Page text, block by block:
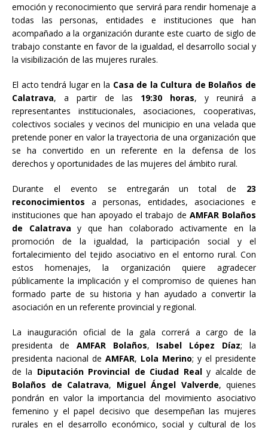
emoción y reconocimiento que servirá para rendir homenaje a
todas las personas, entidades e instituciones que han
acompañado a la organización durante este cuarto de siglo de
trabajo constante en favor de la igualdad, el desarrollo social y
la visibilización de las mujeres rurales.
El acto tendrá lugar en la Casa de la Cultura de Bolaños de
Calatrava, a partir de las 19:30 horas, y reunirá a
representantes institucionales, asociaciones, cooperativas,
colectivos sociales y vecinos del municipio en una velada que
pretende poner en valor la trayectoria de una organización que
se ha convertido en un referente en la defensa de los
derechos y oportunidades de las mujeres del ámbito rural.
Durante el evento se entregarán un total de 23
reconocimientos a personas, entidades, asociaciones e
instituciones que han apoyado el trabajo de AMFAR Bolaños
de Calatrava y que han colaborado activamente en la
promoción de la igualdad, la participación social y el
fortalecimiento del tejido asociativo en el entorno rural. Con
estos homenajes, la organización quiere agradecer
públicamente la implicación y el compromiso de quienes han
formado parte de su historia y han ayudado a convertir la
asociación en un referente provincial y regional.
La inauguración oficial de la gala correrá a cargo de la
presidenta de AMFAR Bolaños, Isabel López Díaz; la
presidenta nacional de AMFAR, Lola Merino; y el presidente
de la Diputación Provincial de Ciudad Realy alcalde de
Bolaños de Calatrava, Miguel Ángel Valverde, quienes
pondrán en valor la importancia del movimiento asociativo
femenino y el papel decisivo que desempeñan las mujeres
rurales en el desarrollo económico, social y cultural de los